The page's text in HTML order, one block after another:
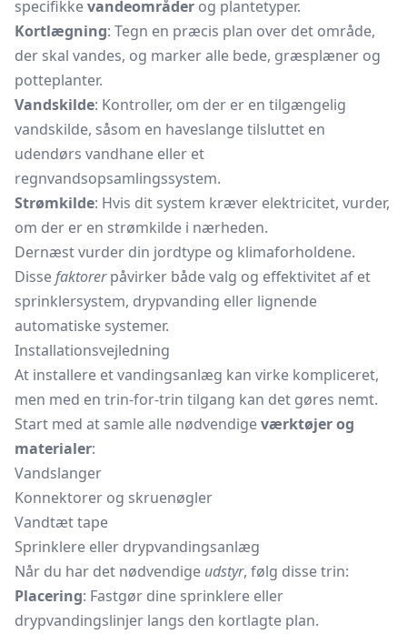
specifikkevandeområder og plantetyper.
Kortlægning: Tegn en præcis plan over det område,
der skal vandes, og marker alle bede, græsplæner og
potteplanter.
Vandskilde: Kontroller, om der er en tilgængelig
vandskilde, såsom en haveslangetilsluttet en
udendørs vandhane eller et
regnvandsopsamlingssystem.
Strømkilde: Hvis dit system kræver elektricitet, vurder,
om der er en strømkilde i nærheden.
Dernæst vurder din jordtype og klimaforholdene.
Dissefaktorerpåvirker både valg og effektivitet af et
sprinklersystem, drypvanding eller lignende
automatiske systemer.
Installationsvejledning
At installere et vandingsanlæg kan virke kompliceret,
men med en trin-for-trin tilgang kan det gøres nemt.
Start med at samle alle nødvendigeværktøjer og
materialer:
Vandslanger
Konnektorer og skruenøgler
Vandtæt tape
Sprinklere eller drypvandingsanlæg
Når du har det nødvendige udstyr, følg disse trin:
Placering: Fastgør dine sprinklere eller
drypvandingslinjer langs den kortlagte plan.